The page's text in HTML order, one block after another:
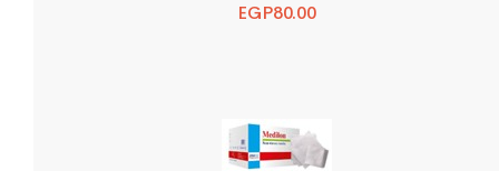
EGP80.00